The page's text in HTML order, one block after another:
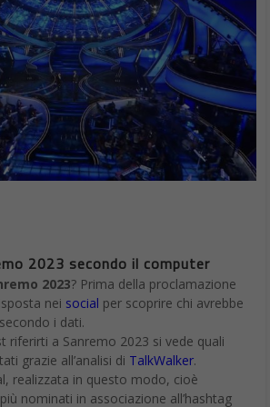
2023 secondo il computer
2023? Prima della proclamazione
nei social per scoprire chi avrebbe
i dati.
riferirti a Sanremo 2023 si vede quali
grazie all’analisi di TalkWalker.
realizzata in questo modo, cioè
nominati in associazione all’hashtag